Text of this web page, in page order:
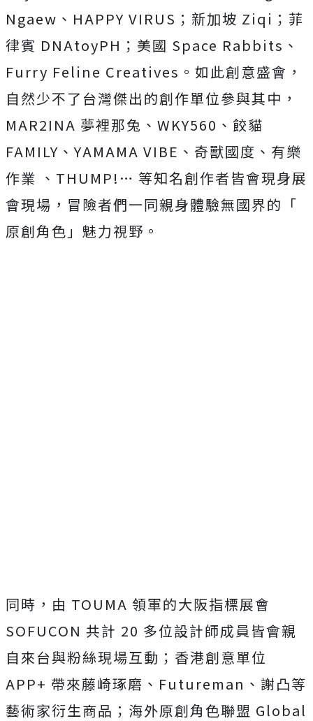
Ngaew、HAPPY VIRUS；新加坡 Ziqi；菲
律賓 DNAtoyPH；美國 Space Rabbits、
Furry Feline Creatives。如此創意盛會，
自然少不了台灣傑出的創作單位參與其中，
MAR2INA 夢裡那兔、WKY560、餃貓
FAMILY、YAMAMA VIBE、奇獸國度、有樂
作業 、THUMP!… 等知名創作者皆會現身展
會現場，冒險者們一同親身體驗無國界的「
原創角色」魅力視野。
同時，由 TOUMA 領軍的大阪指標展會
SOFUCON 共計 20 多位設計師成員皆會親
自來台與粉絲現場互動；香港創意單位
APP+ 帶來藤崎琢磨、Futureman、謝凸等
藝術家衍生商品； 海外原創角色聯盟 Global